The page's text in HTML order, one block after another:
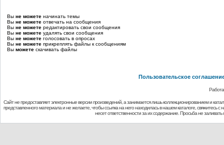
Вы не можете начинать темы
Вы не можете отвечать на сообщения
Вы не можете редактировать свои сообщения
Вы не можете удалять свои сообщения
Вы не можете голосовать в опросах
Вы не можете прикреплять файлы к сообщениям
Вы можете скачивать файлы
Пользовательское
Сайт не предоставляет электронные версии произведений, а занимается лишь коллекционированием и
представленного материала и не желаете, чтобы ссылка на него находилась в нашем каталоге,
несет ответственности за их содержание. Просьба не